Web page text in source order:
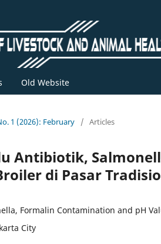
Old Website
1 (2026): February / Articles
Antibiotik,
di Pasar
Formalin Contamination and pH
City